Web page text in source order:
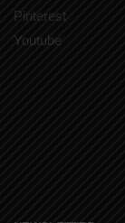
Pinterest
Youtube